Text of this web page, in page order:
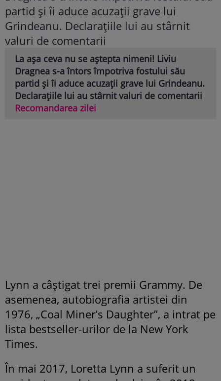
La așa ceva nu se aștepta nimeni! Liviu
Dragnea s-a întors împotriva fostului său
partid și îi aduce acuzații grave lui Grindeanu.
Declarațiile lui au stârnit valuri de comentarii
Recomandarea zilei
Lynn a câștigat trei premii Grammy. De
asemenea, autobiografia artistei din
1976, „Coal Miner’s Daughter”, a intrat pe
lista bestseller-urilor de la New York
Times.
În mai 2017, Loretta Lynn a suferit un